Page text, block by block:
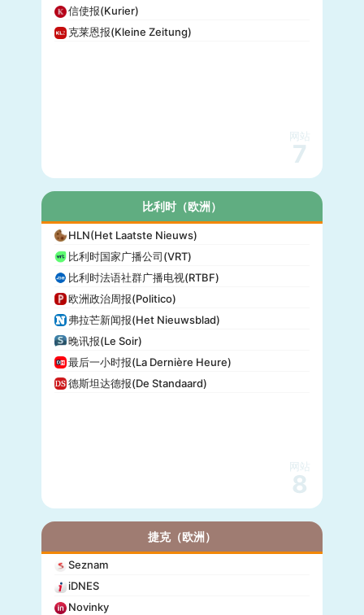
信使报(Kurier)
克莱恩报(Kleine Zeitung)
网站
7
比利时（欧洲）
HLN(Het Laatste Nieuws)
比利时国家广播公司(VRT)
比利时法语社群广播电视(RTBF)
欧洲政治周报(Politico)
弗拉芒新闻报(Het Nieuwsblad)
晚讯报(Le Soir)
最后一小时报(La Dernière Heure)
德斯坦达德报(De Standaard)
网站
8
捷克（欧洲）
Seznam
iDNES
Novinky